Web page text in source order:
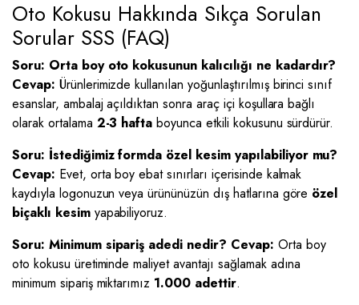
Oto Kokusu Hakkında Sıkça Sorulan
Sorular SSS (FAQ)
Soru: Orta boy oto kokusunun kalıcılığı ne kadardır?
Cevap: Ürünlerimizde kullanılan yoğunlaştırılmış birinci sınıf
esanslar, ambalaj açıldıktan sonra araç içi koşullara bağlı
olarak ortalama 2-3 hafta boyunca etkili kokusunu sürdürür.
Soru: İstediğimiz formda özel kesim yapılabiliyor mu?
Cevap: Evet, orta boy ebat sınırları içerisinde kalmak
kaydıyla logonuzun veya ürününüzün dış hatlarına göre özel
biçaklı kesimyapabiliyoruz.
Soru: Minimum sipariş adedi nedir? Cevap: Orta boy
oto kokusu üretiminde maliyet avantajı sağlamak adına
minimum sipariş miktarımız 1.000 adettir.